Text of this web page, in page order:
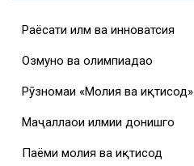
Раёсати илм ва инноватсия
Озмунҳо ва олимпиадаҳо
Рӯзномаи «Молия ва иқтисод»
Маҷаллаҳои илмии донишгоҳ
Паёми молия ва иқтисод